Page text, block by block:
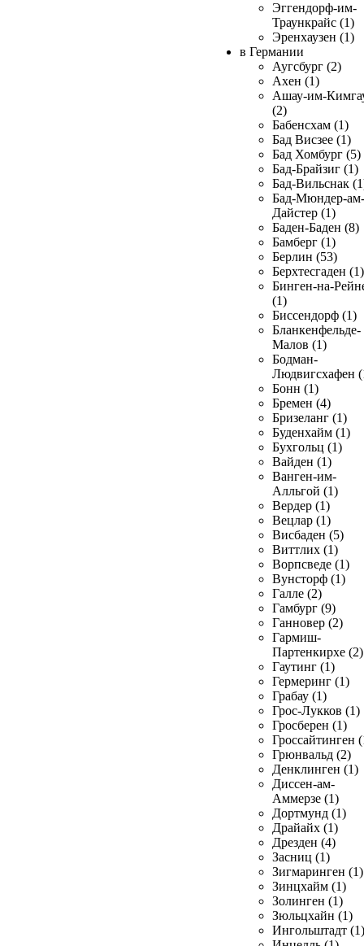
Эггендорф-им-
Траункрайс (1)
Эренхаузен (1)
в Германии
Аугсбург (2)
Ахен (1)
Ашау-им-
(2)
Бабенсхам (1)
Бад Висзее (1)
Бад Хомбург (5)
Бад-Брайзиг (1)
Бад-Вильснак
Бад-Мюндер-ам-
Дайстер (1)
Баден-Баден (8)
Бамберг (1)
Берлин (53)
Берхтесгаден (1)
Бинген-на-
(1)
Биссендорф (1)
Бланкенфельде-
Малов (1)
Бодман-
Людвигсхафен
Бонн (1)
Бремен (4)
Бризеланг (1)
Буденхайм (1)
Бухгольц (1)
Вайден (1)
Ванген-им-
Алльгой (1)
Вердер (1)
Вецлар (1)
Висбаден (5)
Виттлих (1)
Ворпсведе (1)
Вунсторф (1)
Галле (2)
Гамбург (9)
Ганновер (2)
Гармиш-
Партенкирхе (2)
Гаутинг (1)
Гермеринг (1)
Грабау (1)
Грос-Лукков (1)
Гросберен (1)
Гроссайтинген
Грюнвальд (2)
Денклинген (1)
Диссен-ам-
Аммерзе (1)
Дортмунд (1)
Драйайх (1)
Дрезден (4)
Засниц (1)
Зигмаринген (1)
Зинцхайм (1)
Золинген (1)
Зюльцхайн (1)
Ингольштадт (1)